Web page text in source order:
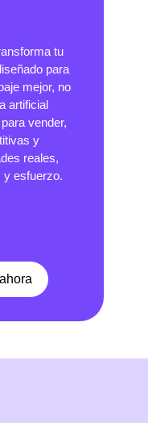
tu
para
mejor, no
artificial
vender,
y
reales,
y esfuerzo.